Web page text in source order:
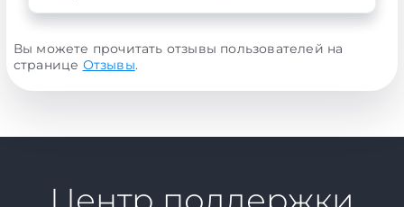
Вы можете прочитать отзывы пользователей на
странице Отзывы.